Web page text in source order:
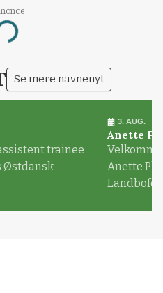
Se mere navnenyt
trainee
Østdansk
3. AUG.
Anette
Anette